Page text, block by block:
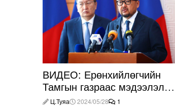
ВИДЕО: Ерөнхийлөгчийн
Тамгын газраас мэдээлэл
өгч байна
Ц.Туяа 2024/05/28
1